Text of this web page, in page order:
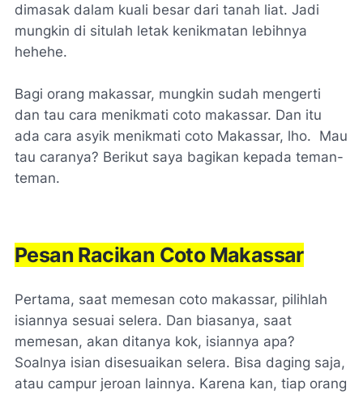
dimasak dalam kuali besar dari tanah liat. Jadi
mungkin di situlah letak kenikmatan lebihnya
hehehe.
Bagi orang makassar, mungkin sudah mengerti
dan tau cara menikmati coto makassar. Dan itu
ada cara asyik menikmati coto Makassar, lho. Mau
tau caranya? Berikut saya bagikan kepada teman-
teman.
Pesan Racikan Coto Makassar
Pertama, saat memesan coto makassar, pilihlah
isiannya sesuai selera. Dan biasanya, saat
memesan, akan ditanya kok, isiannya apa?
Soalnya isian disesuaikan selera. Bisa daging saja,
atau campur jeroan lainnya. Karena kan, tiap orang